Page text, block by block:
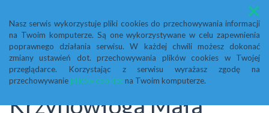
Nasz serwis wykorzystuje pliki cookies do przechowywania informacji
na Twoim komputerze. Są one wykorzystywane w celu zapewnienia
poprawnego działania serwisu. W każdej chwili możesz dokonać
zmiany ustawień dot. przechowywania plików cookies w Twojej
przeglądarce. Korzystając z serwisu wyrażasz zgodę na
przechowywanie plików cookiesna Twoim komputerze.
Menu
Biuletyn Informacji
Publicznej Urząd Gminy
Krzynowłoga Mała